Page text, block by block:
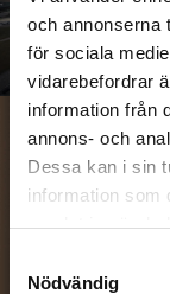
och annonserna
för sociala
vidarebefordrar
information från
annons- och
Dessa kan i sin
information som
samlat in när du
Nödvändig